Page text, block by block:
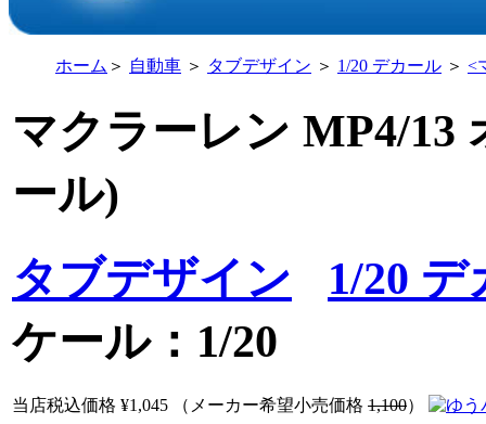
ホーム ＞ 自動車 ＞ タブデザイン ＞ 1/20 デカール ＞ <
マクラーレン MP4/13
ール)
タブデザイン
1/20
ケール：1/20
当店税込価格 ¥1,045 （メーカー希望小売価格 1,100）